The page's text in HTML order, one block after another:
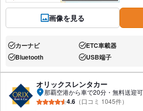
画像を見る
あり:カーナビ あり:ETC車載器
あり:Bluetooth あり:USB端子
オリックスレンタカー
那覇空港から車で20分・無料送迎可
4.6 （口コミ 1045件）